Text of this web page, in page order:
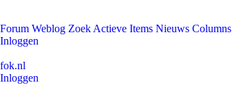
Forum Weblog Zoek Actieve Items Nieuws Columns
Inloggen
fok.nl
Inloggen